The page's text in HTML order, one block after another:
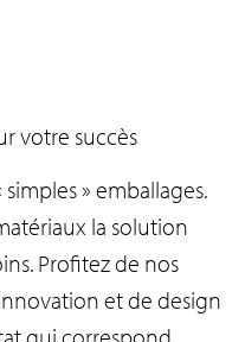
votre succès
» emballages.
la solution
Profitez de nos
et de design